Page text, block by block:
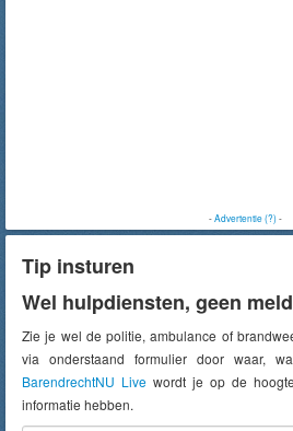
-Advertentie (?)-
Tip insturen
Wel hulpdiensten, geen
Zie je wel de politie, ambulance of
via onderstaand formulier door waar,
BarendrechtNU Live wordt je op de
informatie hebben.